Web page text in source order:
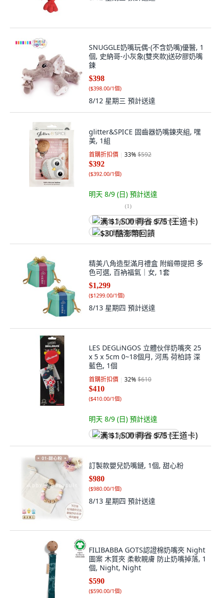
SNUGGLE奶嘴玩偶-(不含奶嘴)優醫, 1
個, 史納哥-小灰象(雙夾款)送矽膠奶嘴
鍊
$398
($398.00/1個)
8/12 星期三 預計送達
glitter&SPICE 固齒器奶嘴鍊夾組, 嘿
美, 1組
首購折扣價 33%$592
$392
($392.00/1個)
明天 8/9 (日) 預計送達
(1)
满 $1,500 再省 $75 (王道卡)
$30 酷澎幣回饋
精美八角造型滿月禮盒 附緞帶提把 多
色可選, 百衲福氣｜女, 1套
$1,299
($1299.00/1個)
8/13 星期四 預計送達
LES DEGLiNGOS 立體伙伴奶嘴夾 25
x 5 x 5cm 0~18個月, 河馬 荷柏詩 深
藍色, 1個
首購折扣價 32%$610
$410
($410.00/1個)
明天 8/9 (日) 預計送達
满 $1,500 再省 $75 (王道卡)
訂製款嬰兒奶嘴鏈, 1個, 甜心粉
$980
($980.00/1個)
8/13 星期四 預計送達
FILIBABBA GOTS認證棉奶嘴夾 Night
圖案 木質夾 柔軟親膚 防止奶嘴掉落, 1
個, Night, Night
$590
($590.00/1個)